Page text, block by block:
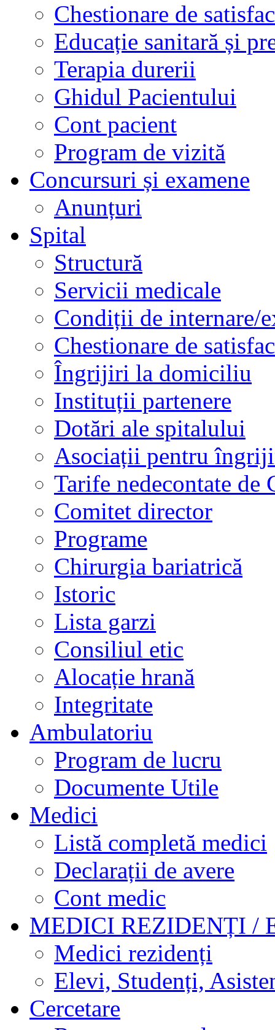
Chestionare de
Educație sanitară și
Terapia durerii
Ghidul Pacientului
Cont pacient
Program de vizită
Concursuri și examene
Anunțuri
Spital
Structură
Servicii medicale
Condiții de internare/
Chestionare de
Îngrijiri la domiciliu
Instituții partenere
Dotări ale spitalului
Asociații pentru
Tarife nedecontate de
Comitet director
Programe
Chirurgia bariatrică
Istoric
Lista garzi
Consiliul etic
Alocație hrană
Integritate
Ambulatoriu
Program de lucru
Documente Utile
Medici
Listă completă medici
Declarații de avere
Cont medic
MEDICI REZIDENȚI /
Medici rezidenți
Elevi, Studenți,
Cercetare